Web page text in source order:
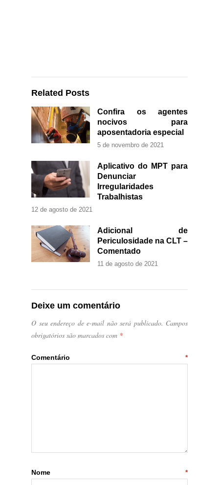
Related Posts
Confira os agentes
nocivos para
aposentadoria especial
5 de novembro de 2021
Aplicativo do MPT para
Denunciar
Irregularidades
Trabalhistas
12 de agosto de 2021
Adicional de
Periculosidade na CLT –
Comentado
11 de agosto de 2021
Deixe um comentário
O seu endereço de e-mail não será publicado. Campos
obrigatórios são marcados com *
Comentário *
Nome *